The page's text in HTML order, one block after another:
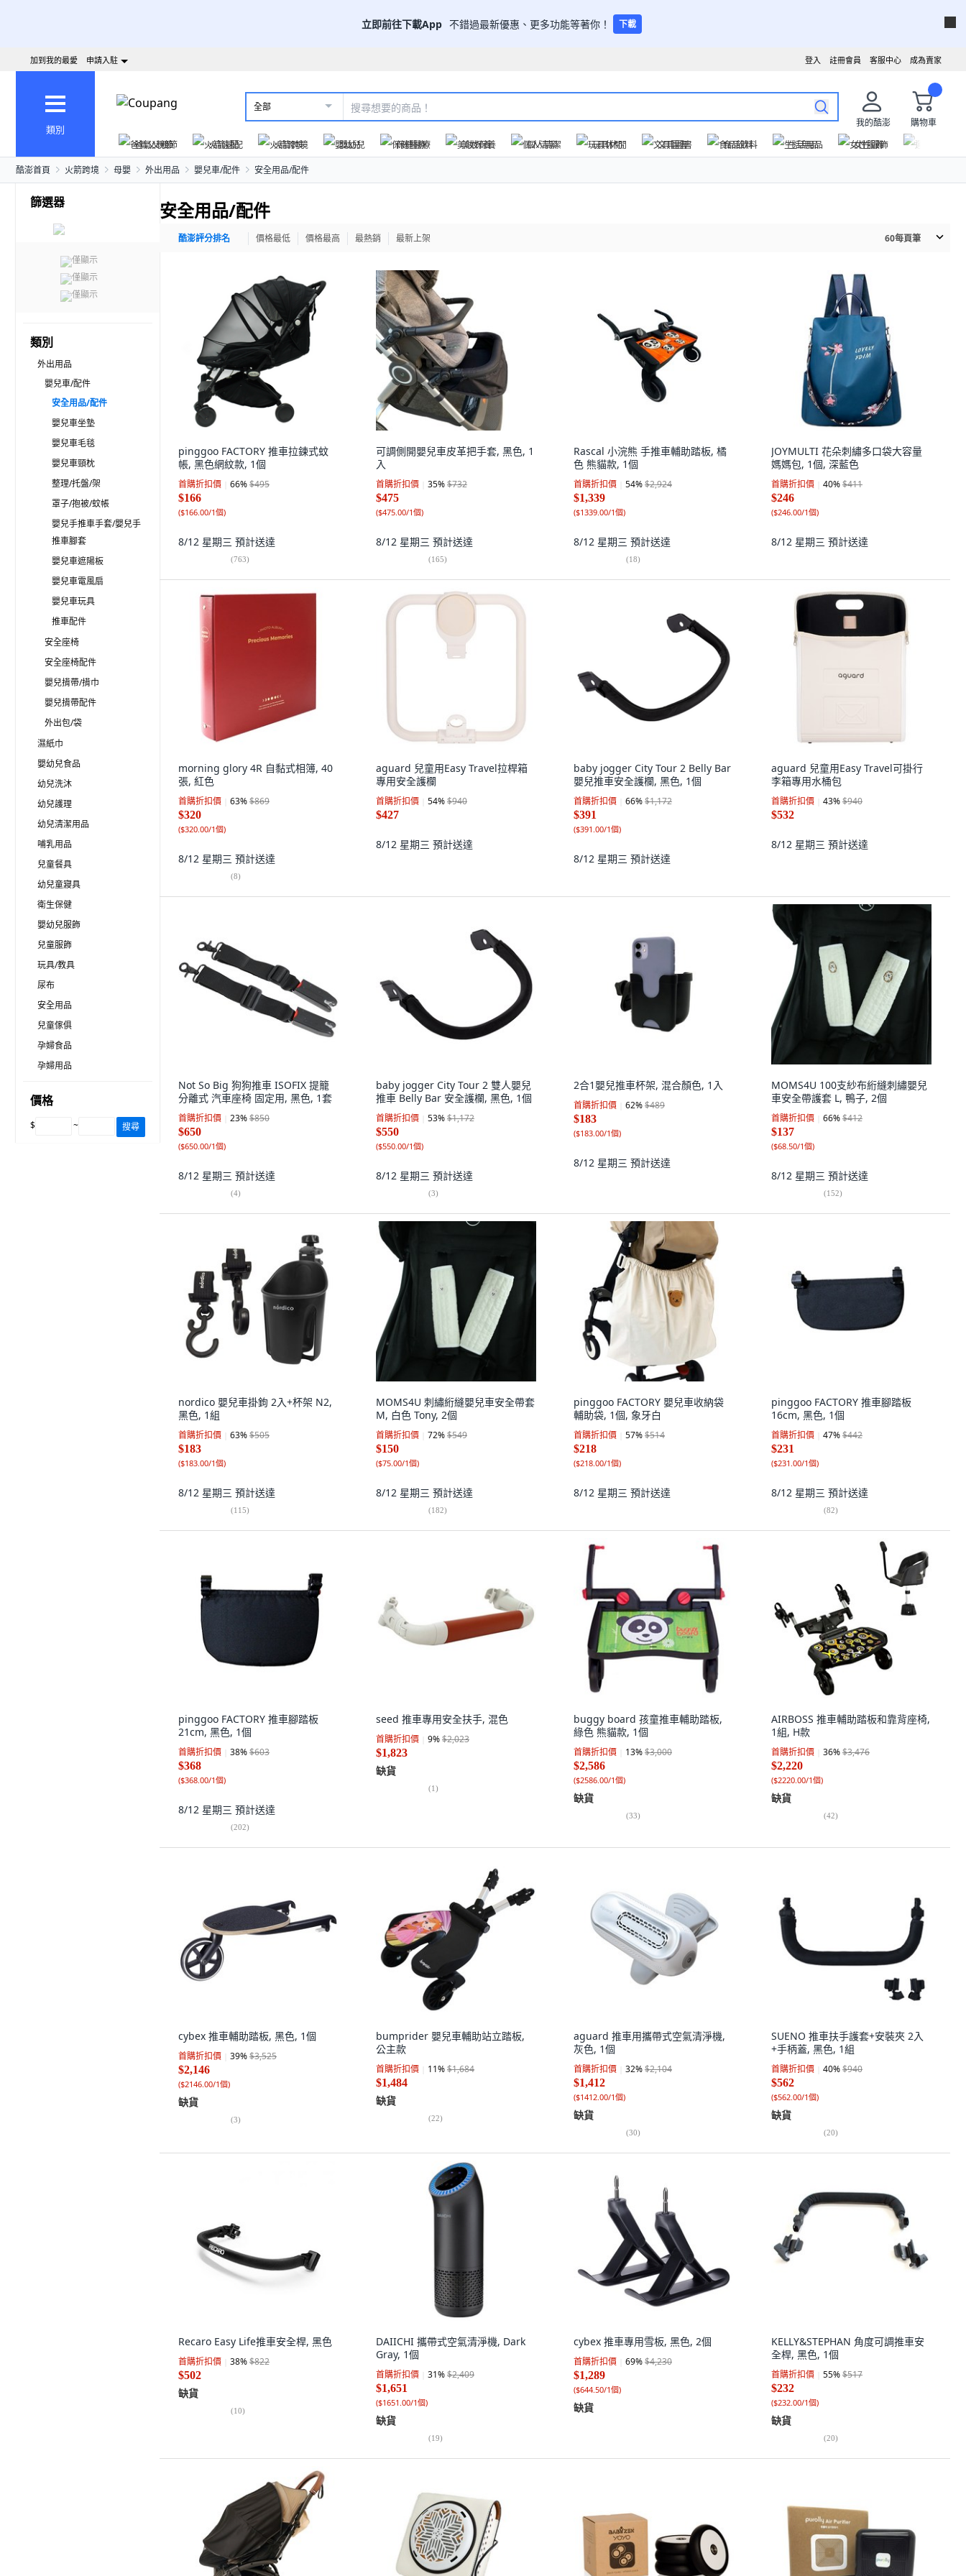
立即前往下載App 不錯過最新優惠、更多功能等著你！ 下載
成為賣家
客服中心
註冊會員
登入
加到我的最愛 申請入駐
類別
全部
我的酷澎
購物車
爸氣父親節
火箭速配 火箭跨境 嬰幼兒 保健醫療 美妝保養 個人清潔 玩具休閒 文具圖書 食品飲料 生活用品 女性服飾
酷澎首頁 火箭跨境 母嬰 外出用品 嬰兒車/配件 安全用品/配件
篩選器
僅顯示
僅顯示
僅顯示
類別
外出用品
嬰兒車/配件
安全用品/配件
嬰兒車坐墊
嬰兒車毛毯
嬰兒車頸枕
整理/托盤/架
罩子/抱被/蚊帳
嬰兒手推車手套/嬰兒手
推車腳套
嬰兒車遮陽板
嬰兒車電風扇
嬰兒車玩具
推車配件
安全座椅
安全座椅配件
嬰兒揹帶/揹巾
嬰兒揹帶配件
外出包/袋
濕紙巾
嬰幼兒食品
幼兒洗沐
幼兒護理
幼兒清潔用品
哺乳用品
兒童餐具
幼兒童寢具
衛生保健
嬰幼兒服飾
兒童服飾
玩具/教具
尿布
安全用品
兒童傢俱
孕婦食品
孕婦用品
價格
$ ~ 搜尋
安全用品/配件
酷澎評分排名 價格最低 價格最高 最熱銷 最新上架 60每頁筆
pinggoo FACTORY 推車拉鍊式蚊
帳, 黑色網紋款, 1個
首購折扣價 66%$495
$166
($166.00/1個)
8/12 星期三 預計送達
(763)
可調側開嬰兒車皮革把手套, 黑色, 1
入
首購折扣價 35%$732
$475
($475.00/1個)
8/12 星期三 預計送達
(165)
Rascal 小浣熊 手推車輔助踏板, 橘
色 熊貓款, 1個
首購折扣價 54%$2,924
$1,339
($1339.00/1個)
8/12 星期三 預計送達
(18)
JOYMULTI 花朵刺繡多口袋大容量
媽媽包, 1個, 深藍色
首購折扣價 40%$411
$246
($246.00/1個)
8/12 星期三 預計送達
morning glory 4R 自黏式相簿, 40
張, 紅色
首購折扣價 63%$869
$320
($320.00/1個)
8/12 星期三 預計送達
(8)
aguard 兒童用Easy Travel拉桿箱
專用安全護欄
首購折扣價 54%$940
$427
8/12 星期三 預計送達
baby jogger City Tour 2 Belly Bar
嬰兒推車安全護欄, 黑色, 1個
首購折扣價 66%$1,172
$391
($391.00/1個)
8/12 星期三 預計送達
aguard 兒童用Easy Travel可掛行
李箱專用水桶包
首購折扣價 43%$940
$532
8/12 星期三 預計送達
Not So Big 狗狗推車 ISOFIX 提籠
分離式 汽車座椅 固定用, 黑色, 1套
首購折扣價 23%$850
$650
($650.00/1個)
8/12 星期三 預計送達
(4)
baby jogger City Tour 2 雙人嬰兒
推車 Belly Bar 安全護欄, 黑色, 1個
首購折扣價 53%$1,172
$550
($550.00/1個)
8/12 星期三 預計送達
(3)
2合1嬰兒推車杯架, 混合顏色, 1入
首購折扣價 62%$489
$183
($183.00/1個)
8/12 星期三 預計送達
MOMS4U 100支紗布絎縫刺繡嬰兒
車安全帶護套 L, 鴨子, 2個
首購折扣價 66%$412
$137
($68.50/1個)
8/12 星期三 預計送達
(152)
nordico 嬰兒車掛鉤 2入+杯架 N2,
黑色, 1組
首購折扣價 63%$505
$183
($183.00/1個)
8/12 星期三 預計送達
(115)
MOMS4U 刺繡絎縫嬰兒車安全帶套
M, 白色 Tony, 2個
首購折扣價 72%$549
$150
($75.00/1個)
8/12 星期三 預計送達
(182)
pinggoo FACTORY 嬰兒車收納袋
輔助袋, 1個, 象牙白
首購折扣價 57%$514
$218
($218.00/1個)
8/12 星期三 預計送達
pinggoo FACTORY 推車腳踏板
16cm, 黑色, 1個
首購折扣價 47%$442
$231
($231.00/1個)
8/12 星期三 預計送達
(82)
pinggoo FACTORY 推車腳踏板
21cm, 黑色, 1個
首購折扣價 38%$603
$368
($368.00/1個)
8/12 星期三 預計送達
(202)
seed 推車專用安全扶手, 混色
首購折扣價 9%$2,023
$1,823
缺貨
(1)
buggy board 孩童推車輔助踏板,
綠色 熊貓款, 1個
首購折扣價 13%$3,000
$2,586
($2586.00/1個)
缺貨
(33)
AIRBOSS 推車輔助踏板和靠背座椅,
1組, H款
首購折扣價 36%$3,476
$2,220
($2220.00/1個)
缺貨
(42)
cybex 推車輔助踏板, 黑色, 1個
首購折扣價 39%$3,525
$2,146
($2146.00/1個)
缺貨
(3)
bumprider 嬰兒車輔助站立踏板,
公主款
首購折扣價 11%$1,684
$1,484
缺貨
(22)
aguard 推車用攜帶式空氣清淨機,
灰色, 1個
首購折扣價 32%$2,104
$1,412
($1412.00/1個)
缺貨
(30)
SUENO 推車扶手護套+安裝夾 2入
+手柄蓋, 黑色, 1組
首購折扣價 40%$940
$562
($562.00/1個)
缺貨
(20)
Recaro Easy Life推車安全桿, 黑色
首購折扣價 38%$822
$502
缺貨
(10)
DAIICHI 攜帶式空氣清淨機, Dark
Gray, 1個
首購折扣價 31%$2,409
$1,651
($1651.00/1個)
缺貨
(19)
cybex 推車專用雪板, 黑色, 2個
首購折扣價 69%$4,230
$1,289
($644.50/1個)
缺貨
KELLY&STEPHAN 角度可調推車安
全桿, 黑色, 1個
首購折扣價 55%$517
$232
($232.00/1個)
缺貨
(20)